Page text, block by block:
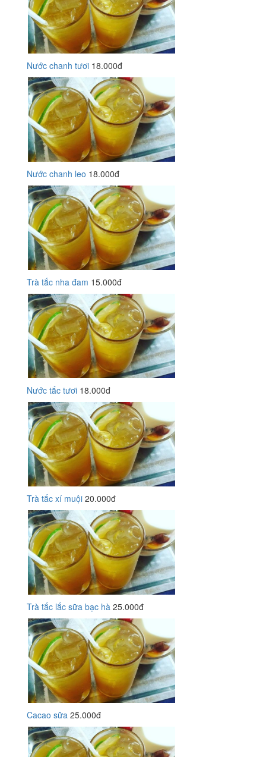
Nước chanh tươi 18.000đ
Nước chanh leo 18.000đ
Trà tắc nha đam 15.000đ
Nước tắc tươi 18.000đ
Trà tắc xí muội 20.000đ
Trà tắc lắc sữa bạc hà 25.000đ
Cacao sữa 25.000đ